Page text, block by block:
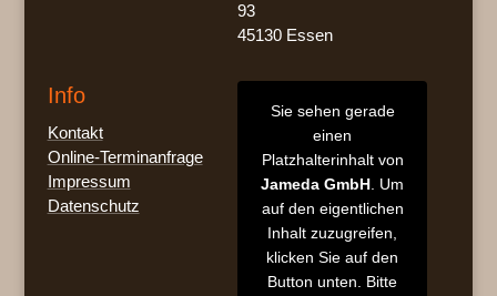
93
45130 Essen
Info
Kontakt
Online-Terminanfrage
Impressum
Datenschutz
Sie sehen gerade
einen
Platzhalterinhalt von
Jameda GmbH . Um
auf den eigentlichen
Inhalt zuzugreifen,
klicken Sie auf den
Button unten. Bitte